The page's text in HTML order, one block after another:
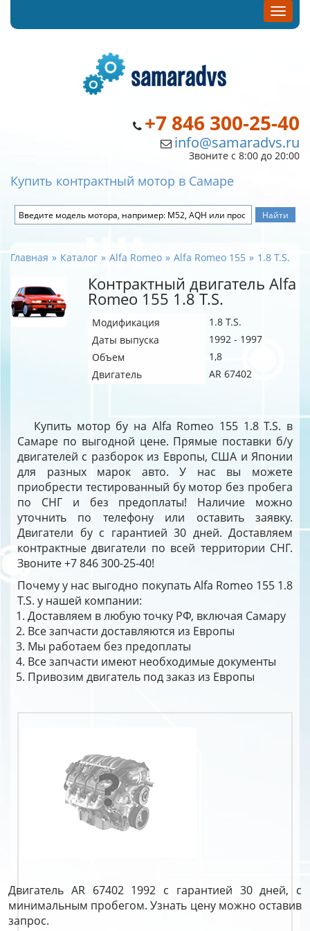
+7 846 300-25-40
info@samaradvs.ru
Звоните с 8:00 до 20:00
Купить контрактный мотор в Самаре
Главная Каталог Alfa Romeo Alfa Romeo 155 1.8 T.S.
Контрактный двигатель Alfa
Romeo 155 1.8 T.S.
Модификация
1.8 T.S.
Даты выпуска
1992 - 1997
Объем
1,8
Двигатель
AR 67402
Купить мотор бу на Alfa Romeo 155 1.8 T.S. в
Самаре по выгодной цене. Прямые поставки б/у
двигателей с разборок из Европы, США и Японии
для разных марок авто. У нас вы можете
приобрести тестированный бу мотор без пробега
по СНГ и без предоплаты! Наличие можно
уточнить по телефону или оставить заявку.
Двигатели бу с гарантией 30 дней. Доставляем
контрактные двигатели по всей территории СНГ.
Звоните +7 846 300-25-40!
Почему у нас выгодно покупать Alfa Romeo 155 1.8
T.S. у нашей компании:
Доставляем в любую точку РФ, включая Самару
Все запчасти доставляются из Европы
Мы работаем без предоплаты
Все запчасти имеют необходимые документы
Привозим двигатель под заказ из Европы
Двигатель AR 67402 1992 с гарантией 30 дней, с
минимальным пробегом. Узнать цену можно оставив
запрос.